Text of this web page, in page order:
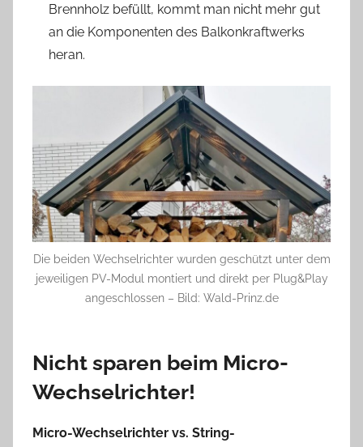
Brennholz befüllt, kommt man nicht mehr gut
an die Komponenten des Balkonkraftwerks
heran.
Die beiden Wechselrichter wurden geschützt unter dem
jeweiligen PV-Modul montiert und direkt per Plug&Play
angeschlossen – Bild: Wald-Prinz.de
Nicht sparen beim Micro-
Wechselrichter!
Micro-Wechselrichter vs. String-